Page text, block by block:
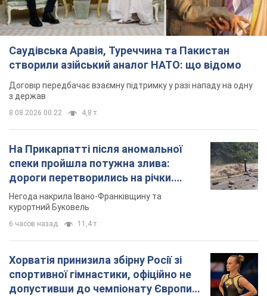
Саудівська Аравія, Туреччина та Пакистан
створили азійський аналог НАТО: що відомо
Договір передбачає взаємну підтримку у разі нападу на одну
з держав
8.08.2026 00:22 4,8 т.
На Прикарпатті після аномальної
спеки пройшла потужна злива:
дороги перетворились на річки.
Відео
Негода накрила Івано-Франківщину та
курортний Буковель
6 часов назад 11,4 т.
Хорватія принизила збірну Росії зі
спортивної гімнастики, офіційно не
допустивши до чемпіонату Європи